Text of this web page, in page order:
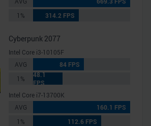
1%
314.2 FPS
Cyberpunk 2077
Intel Core i3-10105F
AVG
84 FPS
1%
48.1
FPS
Intel Core i7-13700K
AVG
160.1 FPS
1%
112.6 FPS